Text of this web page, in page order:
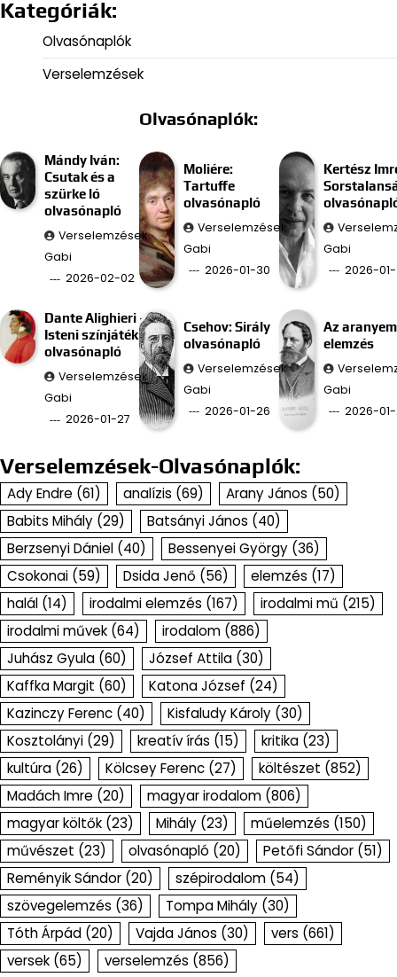
Kategóriák:
Olvasónaplók
Verselemzések
Olvasónaplók:
Mándy Iván:
Csutak és a
szürke ló
olvasónapló
Verselemzések
Gabi
2026-02-02
Moliére:
Tartuffe
olvasónapló
Verselemzések
Gabi
2026-01-30
Kertész
Gabi
2026-
Dante Alighieri –
Isteni színjáték
olvasónapló
Verselemzések
Gabi
2026-01-27
Csehov: Sirály
olvasónapló
Verselemzések
Gabi
2026-01-26
Az
elemzés
Gabi
2026-
Verselemzések-Olvasónaplók:
Ady Endre (61) analízis (69) Arany János (50)
Babits Mihály (29) Batsányi János (40)
Berzsenyi Dániel (40) Bessenyei György (36)
Csokonai (59) Dsida Jenő (56) elemzés (17)
halál (14) irodalmi elemzés (167) irodalmi mű (215)
irodalmi művek (64) irodalom (886)
Juhász Gyula (60) József Attila (30)
Kaffka Margit (60) Katona József (24)
Kazinczy Ferenc (40) Kisfaludy Károly (30)
Kosztolányi (29) kreatív írás (15) kritika (23)
kultúra (26) Kölcsey Ferenc (27) költészet (852)
Madách Imre (20) magyar irodalom (806)
magyar költők (23) Mihály (23) műelemzés (150)
művészet (23) olvasónapló (20) Petőfi Sándor (51)
Reményik Sándor (20) szépirodalom (54)
szövegelemzés (36) Tompa Mihály (30)
Tóth Árpád (20) Vajda János (30) vers (661)
versek (65) verselemzés (856)